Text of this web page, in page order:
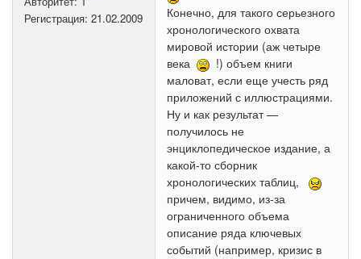
Регистрация: 21.02.2009
Конечно, для такого серьезного
хронологического охвата
мировой истории (аж четыре
века
!) объем книги
маловат, если еще учесть ряд
приложений с иллюстрациями.
Ну и как результат —
получилось не
энциклопедическое издание, а
какой-то сборник
хронологических таблиц,
причем, видимо, из-за
ограниченного объема
описание ряда ключевых
событий (например, кризис в